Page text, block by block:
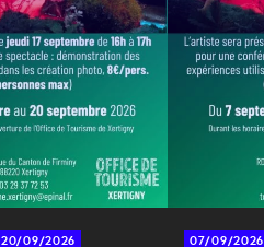
20/09/2026 07/09/2026